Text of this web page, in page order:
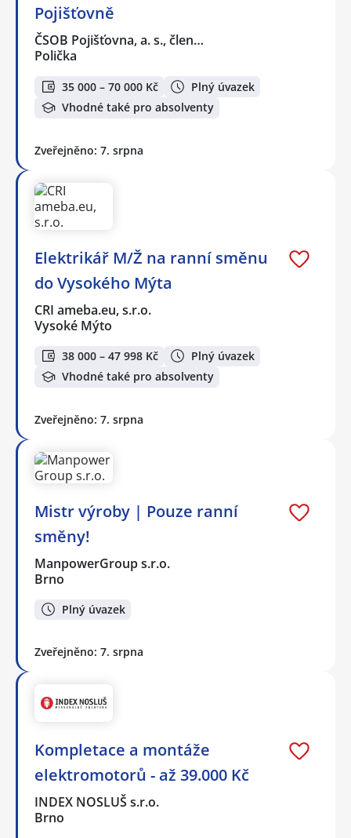
Pojišťovně
ČSOB Pojišťovna, a. s., člen…
Polička
35 000 – 70 000 Kč
Plný úvazek
Vhodné také pro absolventy
Zveřejněno: 7. srpna
Elektrikář M/Ž na ranní směnu
do Vysokého Mýta
CRI ameba.eu, s.r.o.
Vysoké Mýto
38 000 – 47 998 Kč
Plný úvazek
Vhodné také pro absolventy
Zveřejněno: 7. srpna
Mistr výroby | Pouze ranní
směny!
ManpowerGroup s.r.o.
Brno
Plný úvazek
Zveřejněno: 7. srpna
Kompletace a montáže
elektromotorů - až 39.000 Kč
INDEX NOSLUŠ s.r.o.
Brno